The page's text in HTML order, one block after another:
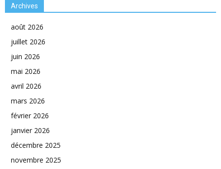
Archives
août 2026
juillet 2026
juin 2026
mai 2026
avril 2026
mars 2026
février 2026
janvier 2026
décembre 2025
novembre 2025